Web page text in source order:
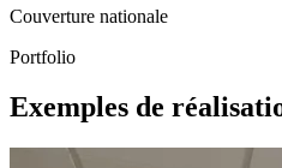
Couverture nationale
Portfolio
Exemples de